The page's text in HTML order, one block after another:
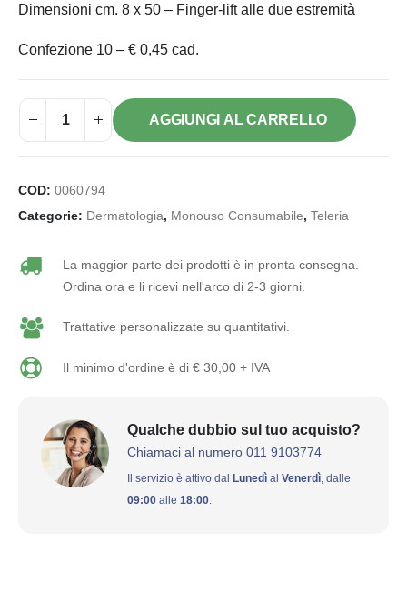
Dimensioni cm. 8 x 50 – Finger-lift alle due estremità
Confezione 10 – € 0,45 cad.
AGGIUNGI AL CARRELLO
COD: 0060794
Categorie: Dermatologia, Monouso Consumabile, Teleria
La maggior parte dei prodotti è in pronta consegna.
Ordina ora e li ricevi nell'arco di 2-3 giorni.
Trattative personalizzate su quantitativi.
Il minimo d'ordine è di € 30,00 + IVA
Qualche dubbio sul tuo acquisto?
Chiamaci al numero 011 9103774
Il servizio è attivo dal Lunedì al Venerdì, dalle
09:00 alle 18:00.